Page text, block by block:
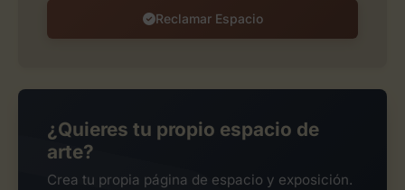
Reclamar Espacio
¿Quieres tu propio espacio de
arte?
Crea tu propia página de espacio y exposición.